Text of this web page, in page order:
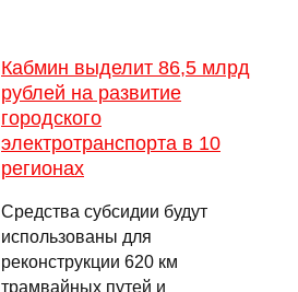
Кабмин выделит 86,5 млрд
рублей на развитие
городского
электротранспорта в 10
регионах
Средства субсидии будут
использованы для
реконструкции 620 км
трамвайных путей и